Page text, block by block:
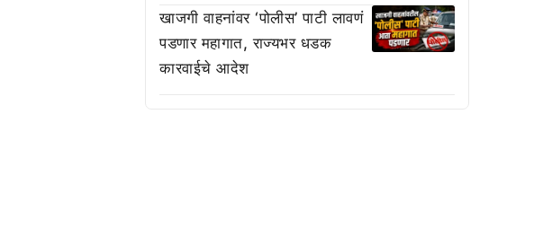
खाजगी वाहनांवर ‘पोलीस’ पाटी लावणं
पडणार महागात, राज्यभर धडक
कारवाईचे आदेश